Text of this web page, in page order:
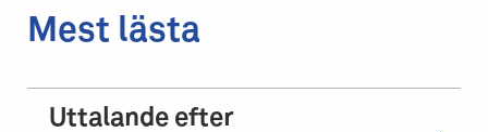
Mest lästa
Uttalande efter